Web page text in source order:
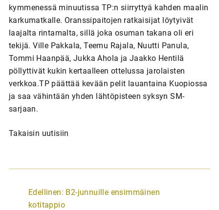
kymmenessä minuutissa TP:n siirryttyä kahden maalin
karkumatkalle. Oranssipaitojen ratkaisijat löytyivät
laajalta rintamalta, sillä joka osuman takana oli eri
tekijä. Ville Pakkala, Teemu Rajala, Nuutti Panula,
Tommi Haanpää, Jukka Ahola ja Jaakko Hentilä
pöllyttivät kukin kertaalleen ottelussa jarolaisten
verkkoa.TP päättää kevään pelit lauantaina Kuopiossa
ja saa vähintään yhden lähtöpisteen syksyn SM-
sarjaan.
Takaisin uutisiin
A
r
Edellinen: B2-junnuille ensimmäinen
kotitappio